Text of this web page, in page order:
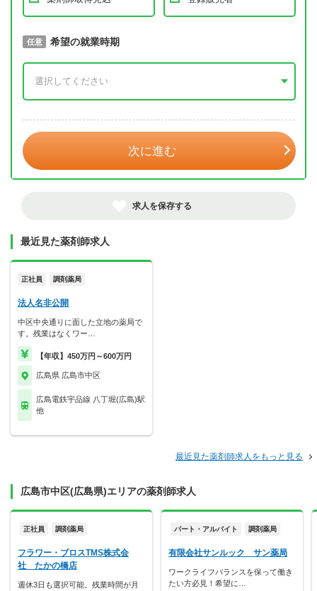
必須 取得予定年
任意 希望の就業時期
次に進む
求人を保存する
最近見た薬剤師求人
正社員 調剤薬局
法人名非公開
中区中央通りに面した立地の薬局で
す。残業はなくワー…
【年収】450万円～600万円
広島県 広島市中区
広島電鉄宇品線 八丁堀(広島)駅
他
最近見た薬剤師求人をもっと見る
広島市中区(広島県)エリアの薬剤師求人
正社員 調剤薬局
フラワー・ブロスTMS株式会
社 たかの橋店
週休3日も選択可能。残業時間が月
パート・アルバイト 調剤薬局
有限会社サンルック サン薬局
ワークライフバランスを保って働き
たい方必見！希望に…